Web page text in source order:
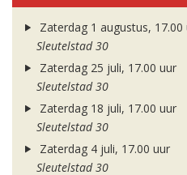
Zaterdag 1 augustus, 17.00
Sleutelstad 30
Zaterdag 25 juli, 17.00 uur
Sleutelstad 30
Zaterdag 18 juli, 17.00 uur
Sleutelstad 30
Zaterdag 4 juli, 17.00 uur
Sleutelstad 30